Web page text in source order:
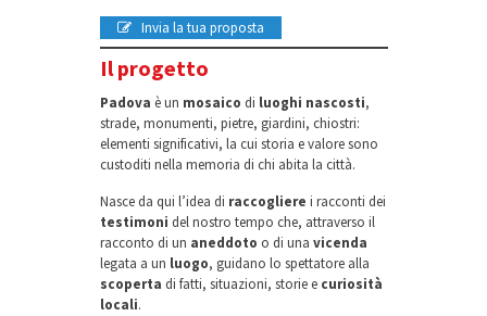
Invia la tua proposta
Il progetto
Padova è un mosaico di luoghi nascosti,
strade, monumenti, pietre, giardini, chiostri:
elementi significativi, la cui storia e valore sono
custoditi nella memoria di chi abita la città.
Nasce da qui l’idea di raccogliere i racconti dei
testimoni del nostro tempo che, attraverso il
racconto di un aneddoto o di una vicenda
legata a un luogo, guidano lo spettatore alla
scoperta di fatti, situazioni, storie e curiosità
locali.